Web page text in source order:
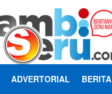
ADVERTORIAL BERITA